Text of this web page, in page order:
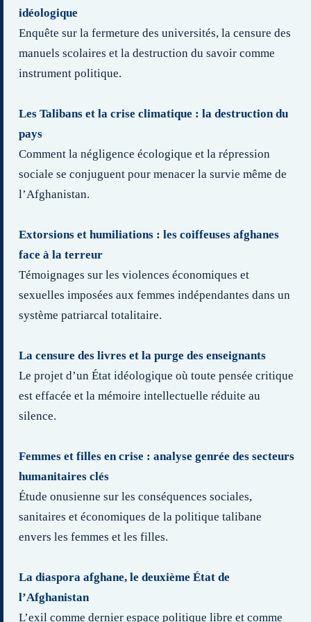
idéologique
Enquête sur la fermeture des universités, la censure des
manuels scolaires et la destruction du savoir comme
instrument politique.
Les Talibans et la crise climatique : la destruction du
pays
Comment la négligence écologique et la répression
sociale se conjuguent pour menacer la survie même de
l’Afghanistan.
Extorsions et humiliations : les coiffeuses afghanes
face à la terreur
Témoignages sur les violences économiques et
sexuelles imposées aux femmes indépendantes dans un
système patriarcal totalitaire.
La censure des livres et la purge des enseignants
Le projet d’un État idéologique où toute pensée critique
est effacée et la mémoire intellectuelle réduite au
silence.
Femmes et filles en crise : analyse genrée des secteurs
humanitaires clés
Étude onusienne sur les conséquences sociales,
sanitaires et économiques de la politique talibane
envers les femmes et les filles.
La diaspora afghane, le deuxième État de
l’Afghanistan
L’exil comme dernier espace politique libre et comme